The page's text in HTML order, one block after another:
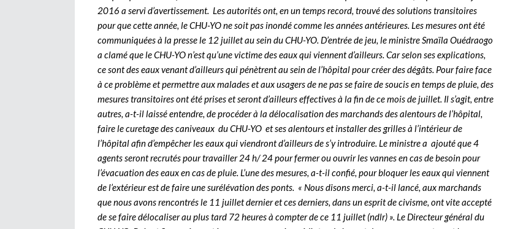
2016 a servi d’avertissement. Les autorités ont, en un temps record, trouvé des solutions transitoires
pour que cette année, le CHU-YO ne soit pas inondé comme les années antérieures. Les mesures ont été
communiquées à la presse le 12 juillet au sein du CHU-YO. D’entrée de jeu, le ministre Smaïla Ouédraogo
a clamé que le CHU-YO n’est qu’une victime des eaux qui viennent d’ailleurs. Car selon ses explications,
ce sont des eaux venant d’ailleurs qui pénètrent au sein de l’hôpital pour créer des dégâts. Pour faire face
à ce problème et permettre aux malades et aux usagers de ne pas se faire de soucis en temps de pluie, des
mesures transitoires ont été prises et seront d’ailleurs effectives à la fin de ce mois de juillet. Il s’agit, entre
autres, a-t-il laissé entendre, de procéder à la délocalisation des marchands des alentours de l’hôpital,
faire le curetage des caniveaux du CHU-YO et ses alentours et installer des grilles à l’intérieur de
l’hôpital afin d’empêcher les eaux qui viendront d’ailleurs de s’y introduire. Le ministre a ajouté que 4
agents seront recrutés pour travailler 24 h/ 24 pour fermer ou ouvrir les vannes en cas de besoin pour
l’évacuation des eaux en cas de pluie. L’une des mesures, a-t-il confié, pour bloquer les eaux qui viennent
de l’extérieur est de faire une surélévation des ponts. « Nous disons merci, a-t-il lancé, aux marchands
que nous avons rencontrés le 11 juillet dernier et ces derniers, dans un esprit de civisme, ont vite accepté
de se faire délocaliser au plus tard 72 heures à compter de ce 11 juillet (ndlr) ». Le Directeur général du